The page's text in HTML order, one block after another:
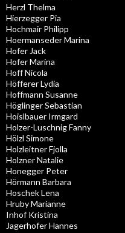
Herzl Thelma
Hierzegger Pia
Hochmair Philipp
Hoermanseder Marina
Hofer Jack
Hofer Marina
Hoff Nicola
Höfferer Lydia
Hoffmann Susanne
Höglinger Sebastian
Hoislbauer Irmgard
Holzer-Luschnig Fanny
Hölzl Simone
Holzleitner Fjolla
Holzner Natalie
Honegger Peter
Hörmann Barbara
Hoschek Lena
Hruby Marianne
Inhof Kristina
Jagerhofer Hannes